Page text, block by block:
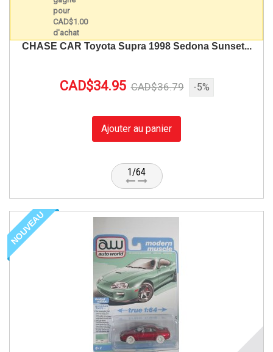
CHASE CAR Toyota Supra 1998 Sedona Sunset...
CAD$34.95 CAD$36.79 -5%
Ajouter au panier
1/64
NOUVEAU